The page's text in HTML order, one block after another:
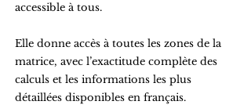
accessible à tous.
Elle donne accès à toutes les zones de la
matrice, avec l’exactitude complète des
calculs et les informations les plus
détaillées disponibles en français.